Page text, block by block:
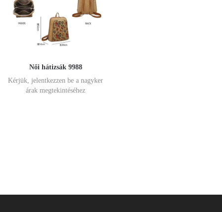
Női hátizsák 9988
Kérjük, jelentkezzen be a nagyker
árak megtekintéséhez